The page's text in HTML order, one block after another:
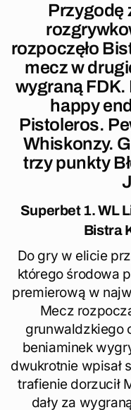
Przygodę
rozpoczęło
mecz w
wygraną
happy
Pistoleros.
Whiskonzy.
trzy punkty
Superbet 1. WL
Bistra
Do gry w elicie
którego środowa
premierową w
Mecz
grunwaldzkiego
beniaminek
dwukrotnie wpisał
trafienie dorzucił
dały za